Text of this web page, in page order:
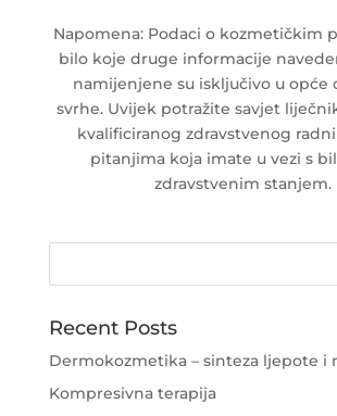
Napomena: Podaci o kozmetičkim
bilo koje druge informacije
namijenjene su isključivo u opće
svrhe. Uvijek potražite savjet
kvalificiranog zdravstvenog
pitanjima koja imate u vezi s
zdravstvenim stanjem.
Recent Posts
Dermokozmetika – sinteza ljepote i
Kompresivna terapija